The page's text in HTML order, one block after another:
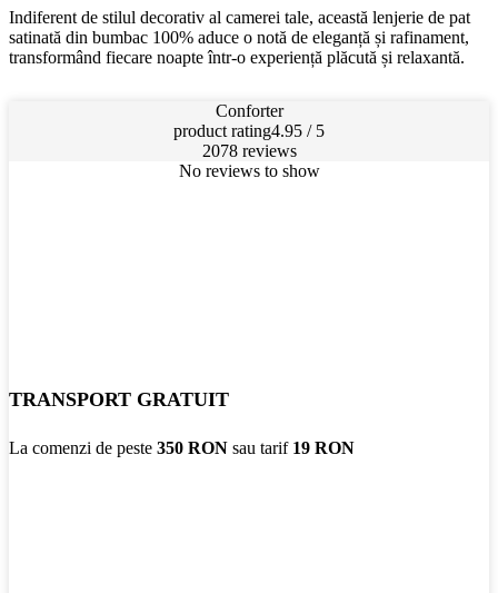
Indiferent de stilul decorativ al camerei tale, această lenjerie de pat
satinată din bumbac 100% aduce o notă de eleganță și rafinament,
transformând fiecare noapte într-o experiență plăcută și relaxantă.
Conforter
product rating4.95 / 5
2078 reviews
No reviews to show
TRANSPORT GRATUIT
La comenzi de peste 350 RON sau tarif 19 RON